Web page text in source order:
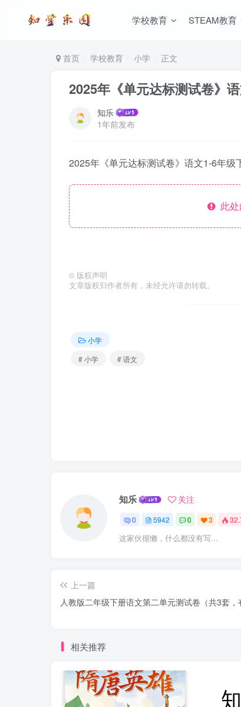
学校教育 STEAM教育
首页 学校教育 小学 正文
2025年《单元达标测试卷》
知乐
1年前发布
2025年《单元达标测试卷》语文1-6年级
此
© 版权声明
文章版权归作者所有，未经允许请勿转载。
小学
# 小学
# 语文
知乐 关注
0 5942 0 3
这家伙很懒，什么都没有写...
上一篇
人教版二年级下册语文第二单元测试卷（共3套，
相关推荐